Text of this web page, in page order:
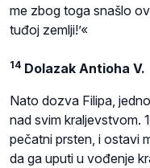
me zbog toga snašlo
tuđoj zemlji!’«
14 Dolazak Antioha V.
Nato dozva Filipa,
nad svim kraljevstvom.
pečatni prsten, i ostavi
da ga uputi u vođenje